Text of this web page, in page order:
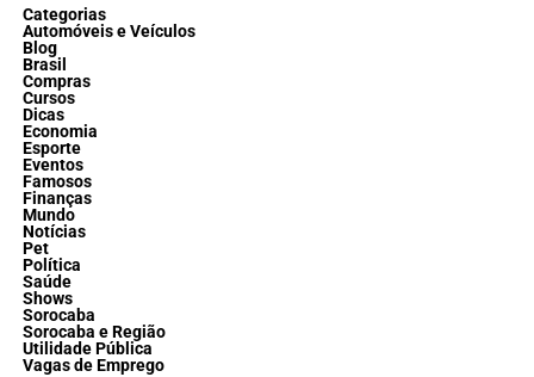
Categorias
Automóveis e Veículos
Blog
Brasil
Compras
Cursos
Dicas
Economia
Esporte
Eventos
Famosos
Finanças
Mundo
Notícias
Pet
Política
Saúde
Shows
Sorocaba
Sorocaba e Região
Utilidade Pública
Vagas de Emprego